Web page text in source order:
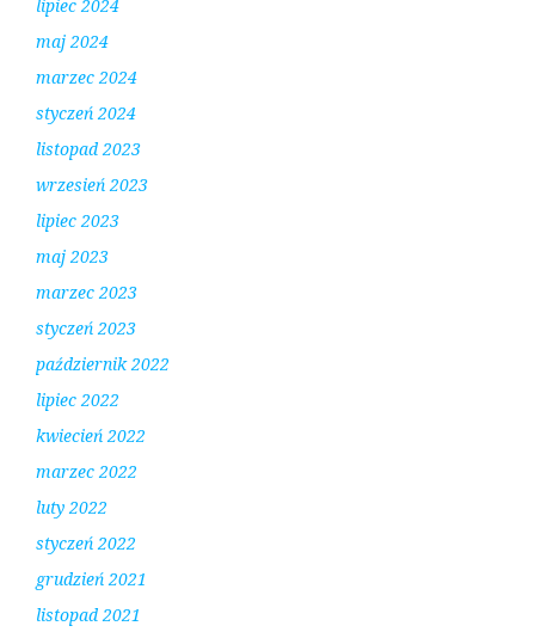
lipiec 2024
maj 2024
marzec 2024
styczeń 2024
listopad 2023
wrzesień 2023
lipiec 2023
maj 2023
marzec 2023
styczeń 2023
październik 2022
lipiec 2022
kwiecień 2022
marzec 2022
luty 2022
styczeń 2022
grudzień 2021
listopad 2021